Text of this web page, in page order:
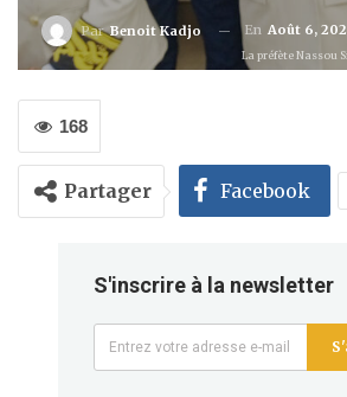
ParBenoit Kadjo En Août 6,
La préfète Nassou
168
Partager Facebook
S'inscrire à la newsletter